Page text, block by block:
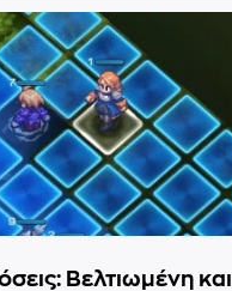
Βελτιωμένη και